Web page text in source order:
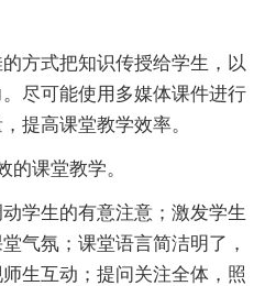
方式把知识传授给学生，以
尽可能使用多媒体课件进行
提高课堂教学效率。
的课堂教学。
学生的有意注意；激发学生
气氛；课堂语言简洁明了，
生互动；提问关注全体，照